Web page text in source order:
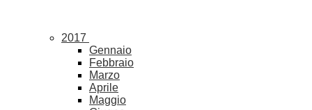
2017
Gennaio
Febbraio
Marzo
Aprile
Maggio